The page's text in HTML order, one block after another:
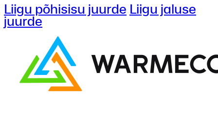
Liigu põhisisu juurde Liigu jaluse
juurde